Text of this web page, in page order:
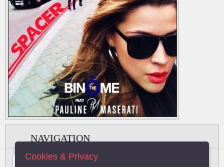
NAVIGATION
A B C D
Cookies & Privacy